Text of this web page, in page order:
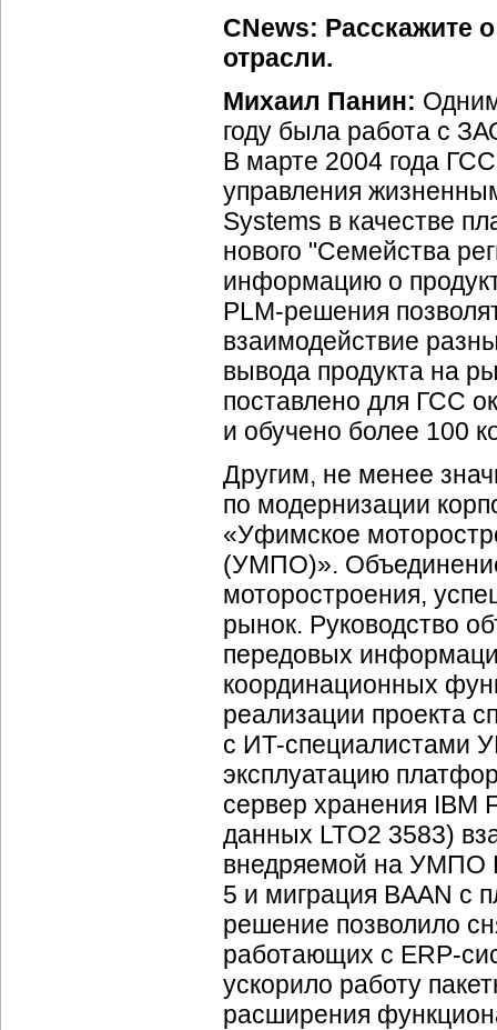
CNews: Расскажите
отрасли.
Михаил Панин:
году была работа с
В марте 2004 года
управления
Systems в качестве
нового "Семейства
информацию о
PLM-решения
взаимодействие
вывода продукта на
поставлено для ГСС
и обучено более 100
Другим, не менее
по модернизации
«Уфимское
(УМПО)».
моторостроения,
рынок. Руководство
передовых
координационных
реализации проекта
с ИT-специалистами
эксплуатацию
сервер хранения IBM
данных LTO2 3583)
внедряемой на УМПО
5 и миграция BAAN с
решение позволило
работающих с ERP-
ускорило работу
расширения